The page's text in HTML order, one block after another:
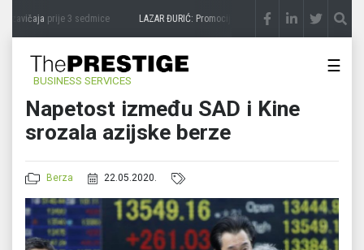
zavičajaprije 3 sedmice LAZAR ĐURIĆ: Promocija potencijal pretvara u destinaciju
BUSINESS SERVICES
☰
Napetost između SAD i Kine
srozala azijske berze
Berza 22.05.2020.